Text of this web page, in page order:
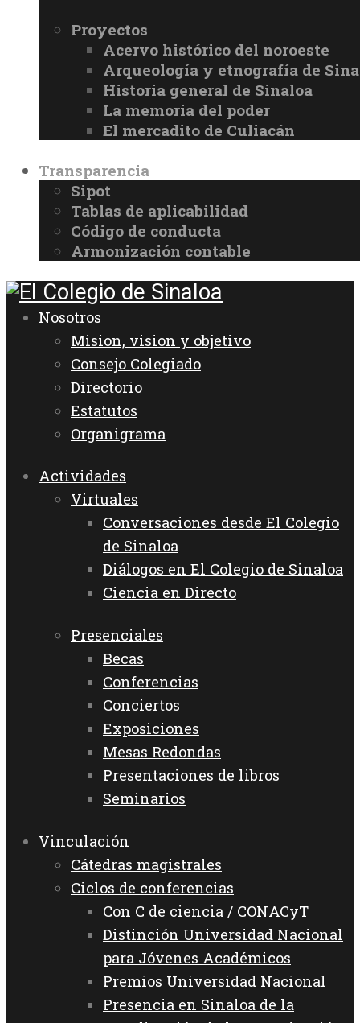
Proyectos
Acervo histórico del noroeste
Arqueología y etnografía de
Historia general de Sinaloa
La memoria del poder
El mercadito de Culiacán
Transparencia
Sipot
Tablas de aplicabilidad
Código de conducta
Armonización contable
Nosotros
Mision, vision y objetivo
Consejo Colegiado
Directorio
Estatutos
Organigrama
Actividades
Virtuales
Conversaciones desde El Colegio
de Sinaloa
Diálogos en El Colegio de Sinaloa
Ciencia en Directo
Presenciales
Becas
Conferencias
Conciertos
Exposiciones
Mesas Redondas
Presentaciones de libros
Seminarios
Vinculación
Cátedras magistrales
Ciclos de conferencias
Con C de ciencia / CONACyT
Distinción Universidad Nacional
para Jóvenes Académicos
Premios Universidad Nacional
Presencia en Sinaloa de la